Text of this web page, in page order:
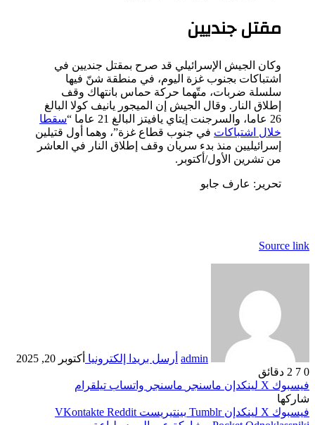
مقتل جنديين
وكان الجيش الإسرائيلي قد صرح بمقتل جنديين في
اشتباكات بجنوب غزة اليوم، في منطقة شنّ فيها
سلسلة ضربات، متّهما حركة حماس بانتهاك وقف
إطلاق النار. وقال الجيش إن الميجور يانيف كولا البالغ
26 عاما، والسرجنت إيتاي يافيتز البالغ 21 عاما “
سقطا
خلال اشتباكات في جنوب قطاع غزة”، وهما أول قتيلين
إسرائيليين منذ بدء سريان وقف إطلاق النار في العاشر
من تشرين الأول/أكتوبر.
تحرير: عارف جابو
Source link
admin أرسل بريدا إلكترونيا أكتوبر 20, 2025
0
2 دقائق
فيسبوك ‫X لينكدإن ماسنجر ماسنجر واتساب تيلقرام
شاركها
فيسبوك ‫X لينكدإن بينتيريست